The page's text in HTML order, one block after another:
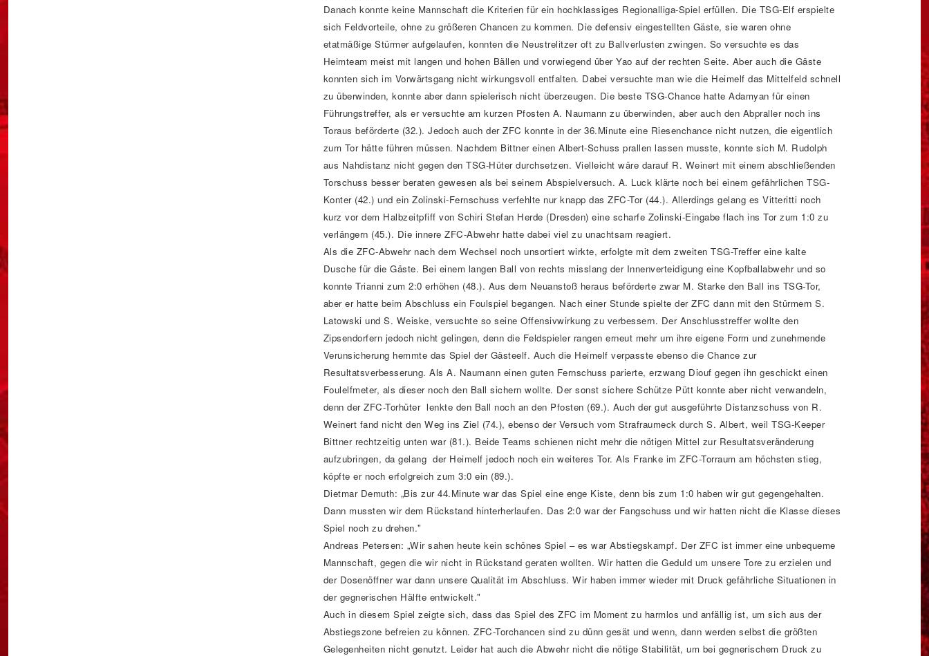
Danach konnte keine Mannschaft die Kriterien für ein hochklassiges Regionalliga-Spiel erfüllen. Die TSG-Elf erspielte
sich Feldvorteile, ohne zu größeren Chancen zu kommen. Die defensiv eingestellten Gäste, sie waren ohne
etatmäßige Stürmer aufgelaufen, konnten die Neustrelitzer oft zu Ballverlusten zwingen. So versuchte es das
Heimteam meist mit langen und hohen Bällen und vorwiegend über Yao auf der rechten Seite. Aber auch die Gäste
konnten sich im Vorwärtsgang nicht wirkungsvoll entfalten. Dabei versuchte man wie die Heimelf das Mittelfeld schnell
zu überwinden, konnte aber dann spielerisch nicht überzeugen. Die beste TSG-Chance hatte Adamyan für einen
Führungstreffer, als er versuchte am kurzen Pfosten A. Naumann zu überwinden, aber auch den Abpraller noch ins
Toraus beförderte (32.). Jedoch auch der ZFC konnte in der 36.Minute eine Riesenchance nicht nutzen, die eigentlich
zum Tor hätte führen müssen. Nachdem Bittner einen Albert-Schuss prallen lassen musste, konnte sich M. Rudolph
aus Nahdistanz nicht gegen den TSG-Hüter durchsetzen. Vielleicht wäre darauf R. Weinert mit einem abschließenden
Torschuss besser beraten gewesen als bei seinem Abspielversuch. A. Luck klärte noch bei einem gefährlichen TSG-
Konter (42.) und ein Zolinski-Fernschuss verfehlte nur knapp das ZFC-Tor (44.). Allerdings gelang es Vitteritti noch
kurz vor dem Halbzeitpfiff von Schiri Stefan Herde (Dresden) eine scharfe Zolinski-Eingabe flach ins Tor zum 1:0 zu
verlängern (45.). Die innere ZFC-Abwehr hatte dabei viel zu unachtsam reagiert.
Als die ZFC-Abwehr nach dem Wechsel noch unsortiert wirkte, erfolgte mit dem zweiten TSG-Treffer eine kalte
Dusche für die Gäste. Bei einem langen Ball von rechts misslang der Innenverteidigung eine Kopfballabwehr und so
konnte Trianni zum 2:0 erhöhen (48.). Aus dem Neuanstoß heraus beförderte zwar M. Starke den Ball ins TSG-Tor,
aber er hatte beim Abschluss ein Foulspiel begangen. Nach einer Stunde spielte der ZFC dann mit den Stürmern S.
Latowski und S. Weiske, versuchte so seine Offensivwirkung zu verbessern. Der Anschlusstreffer wollte den
Zipsendorfern jedoch nicht gelingen, denn die Feldspieler rangen erneut mehr um ihre eigene Form und zunehmende
Verunsicherung hemmte das Spiel der Gästeelf. Auch die Heimelf verpasste ebenso die Chance zur
Resultatsverbesserung. Als A. Naumann einen guten Fernschuss parierte, erzwang Diouf gegen ihn geschickt einen
Foulelfmeter, als dieser noch den Ball sichern wollte. Der sonst sichere Schütze Pütt konnte aber nicht verwandeln,
denn der ZFC-Torhüter lenkte den Ball noch an den Pfosten (69.). Auch der gut ausgeführte Distanzschuss von R.
Weinert fand nicht den Weg ins Ziel (74.), ebenso der Versuch vom Strafraumeck durch S. Albert, weil TSG-Keeper
Bittner rechtzeitig unten war (81.). Beide Teams schienen nicht mehr die nötigen Mittel zur Resultatsveränderung
aufzubringen, da gelang der Heimelf jedoch noch ein weiteres Tor. Als Franke im ZFC-Torraum am höchsten stieg,
köpfte er noch erfolgreich zum 3:0 ein (89.).
Dietmar Demuth: „Bis zur 44.Minute war das Spiel eine enge Kiste, denn bis zum 1:0 haben wir gut gegengehalten.
Dann mussten wir dem Rückstand hinterherlaufen. Das 2:0 war der Fangschuss und wir hatten nicht die Klasse dieses
Spiel noch zu drehen."
Andreas Petersen: „Wir sahen heute kein schönes Spiel – es war Abstiegskampf. Der ZFC ist immer eine unbequeme
Mannschaft, gegen die wir nicht in Rückstand geraten wollten. Wir hatten die Geduld um unsere Tore zu erzielen und
der Dosenöffner war dann unsere Qualität im Abschluss. Wir haben immer wieder mit Druck gefährliche Situationen in
der gegnerischen Hälfte entwickelt."
Auch in diesem Spiel zeigte sich, dass das Spiel des ZFC im Moment zu harmlos und anfällig ist, um sich aus der
Abstiegszone befreien zu können. ZFC-Torchancen sind zu dünn gesät und wenn, dann werden selbst die größten
Gelegenheiten nicht genutzt. Leider hat auch die Abwehr nicht die nötige Stabilität, um bei gegnerischem Druck zu